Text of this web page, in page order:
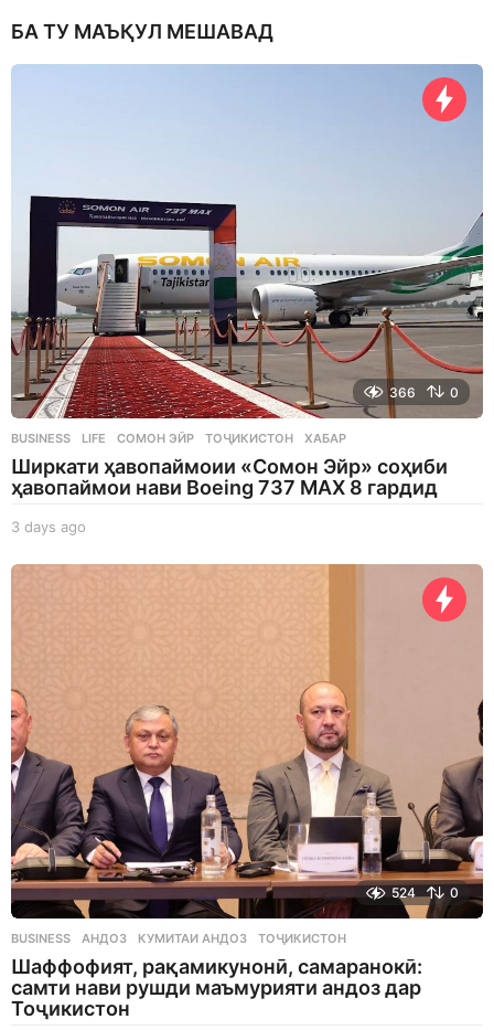
БА ТУ МАЪҚУЛ МЕШАВАД
366 0
BUSINESS ,LIFE СОМОН ЭЙР ,ТОҶИКИСТОН ,ХАБАР
Ширкати ҳавопаймоии «Сомон Эйр» соҳиби
ҳавопаймои нави Boeing 737 MAX 8 гардид
3 days ago
a
524 0
BUSINESS АНДОЗ ,КУМИТАИ АНДОЗ ,ТОҶИКИСТОН
Шаффофият, рақамикунонӣ, самаранокӣ:
самти нави рушди маъмурияти андоз дар
Тоҷикистон